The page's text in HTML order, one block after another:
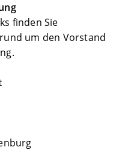
finden Sie
um den Vorstand